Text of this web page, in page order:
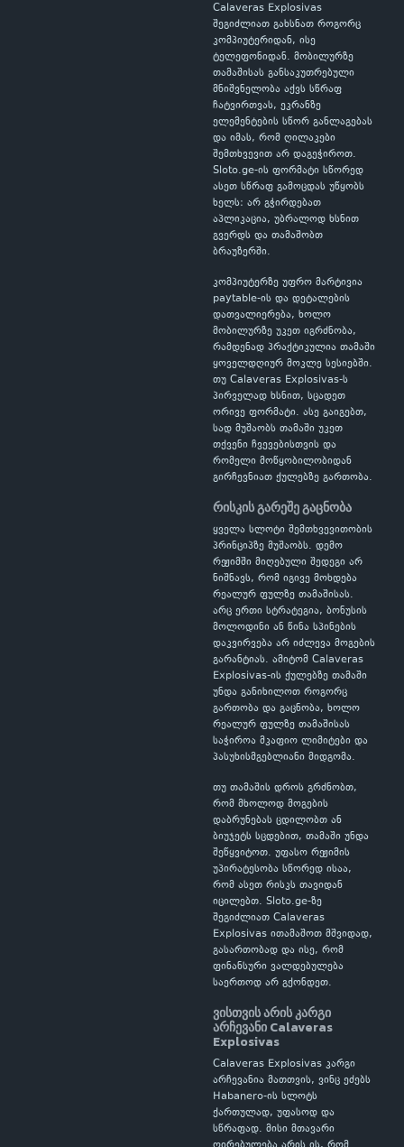
Calaveras Explosivas
შეგიძლიათ გახსნათ როგორც
კომპიუტერიდან, ისე
ტელეფონიდან. მობილურზე
თამაშისას განსაკუთრებული
მნიშვნელობა აქვს სწრაფ
ჩატვირთვას, ეკრანზე
ელემენტების სწორ განლაგებას
და იმას, რომ ღილაკები
შემთხვევით არ დაგეჭიროთ.
Sloto.ge-ის ფორმატი სწორედ
ასეთ სწრაფ გამოცდას უწყობს
ხელს: არ გჭირდებათ
აპლიკაცია, უბრალოდ ხსნით
გვერდს და თამაშობთ
ბრაუზერში.
კომპიუტერზე უფრო მარტივია
paytable-ის და დეტალების
დათვალიერება, ხოლო
მობილურზე უკეთ იგრძნობა,
რამდენად პრაქტიკულია თამაში
ყოველდღიურ მოკლე სესიებში.
თუ Calaveras Explosivas-ს
პირველად ხსნით, სცადეთ
ორივე ფორმატი. ასე გაიგებთ,
სად მუშაობს თამაში უკეთ
თქვენი ჩვევებისთვის და
რომელი მოწყობილობიდან
გირჩევნიათ ქულებზე გართობა.
რისკის გარეშე გაცნობა
ყველა სლოტი შემთხვევითობის
პრინციპზე მუშაობს. დემო
რეჟიმში მიღებული შედეგი არ
ნიშნავს, რომ იგივე მოხდება
რეალურ ფულზე თამაშისას.
არც ერთი სტრატეგია, ბონუსის
მოლოდინი ან წინა სპინების
დაკვირვება არ იძლევა მოგების
გარანტიას. ამიტომ Calaveras
Explosivas-ის ქულებზე თამაში
უნდა განიხილოთ როგორც
გართობა და გაცნობა, ხოლო
რეალურ ფულზე თამაშისას
საჭიროა მკაფიო ლიმიტები და
პასუხისმგებლიანი მიდგომა.
თუ თამაშის დროს გრძნობთ,
რომ მხოლოდ მოგების
დაბრუნებას ცდილობთ ან
ბიუჯეტს სცდებით, თამაში უნდა
შეწყვიტოთ. უფასო რეჟიმის
უპირატესობა სწორედ ისაა,
რომ ასეთ რისკს თავიდან
იცილებთ. Sloto.ge-ზე
შეგიძლიათ Calaveras
Explosivas ითამაშოთ მშვიდად,
გასართობად და ისე, რომ
ფინანსური ვალდებულება
საერთოდ არ გქონდეთ.
ვისთვის არის კარგი
არჩევანი Calaveras
Explosivas
Calaveras Explosivas კარგი
არჩევანია მათთვის, ვინც ეძებს
Habanero-ის სლოტს
ქართულად, უფასოდ და
სწრაფად. მისი მთავარი